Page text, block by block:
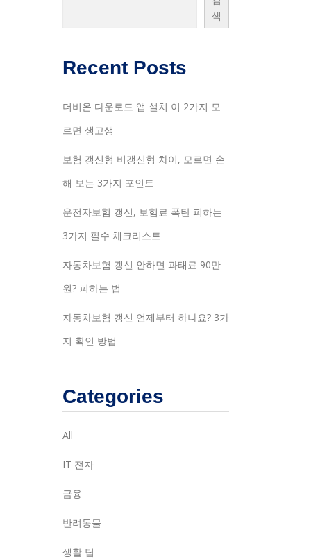
색
Recent Posts
더비온 다운로드 앱 설치 이 2가지 모
르면 생고생
보험 갱신형 비갱신형 차이, 모르면 손
해 보는 3가지 포인트
운전자보험 갱신, 보험료 폭탄 피하는
3가지 필수 체크리스트
자동차보험 갱신 안하면 과태료 90만
원? 피하는 법
자동차보험 갱신 언제부터 하나요? 3가
지 확인 방법
Categories
All
IT 전자
금융
반려동물
생활 팁